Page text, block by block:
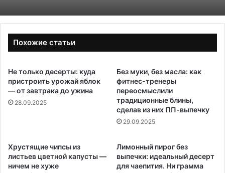
Похожие статьи
Не только десерты: куда
пристроить урожай яблок
— от завтрака до ужина
28.09.2025
Без муки, без масла: как
фитнес-тренеры
переосмыслили
традиционные блины,
сделав из них ПП-выпечку
29.09.2025
Хрустящие чипсы из
листьев цветной капусты —
ничем не хуже
Лимонный пирог без
выпечки: идеальный десерт
для чаепития. Ни грамма